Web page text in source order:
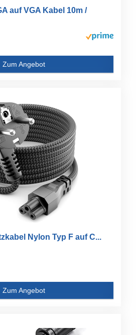
auf VGA Kabel 10m /
Zum Angebot
Nylon Typ F auf C...
Zum Angebot